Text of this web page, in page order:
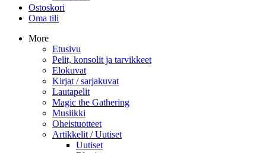
Ostoskori
Oma tili
More
Etusivu
Pelit, konsolit ja tarvikkeet
Elokuvat
Kirjat / sarjakuvat
Lautapelit
Magic the Gathering
Musiikki
Oheistuotteet
Artikkelit / Uutiset
Uutiset